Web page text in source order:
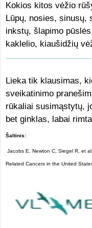
Kokios kitos vėžio
Lūpų, nosies, sinusų,
inkstų, šlapimo
kaklelio, kiaušidžių
Lieka tik klausimas,
sveikatinimo
rūkaliai susimąstytų,
bet ginklas, labai
Šaltinis:
Jacobs E, Newton C, Siegel R, et
Related Cancers in the United